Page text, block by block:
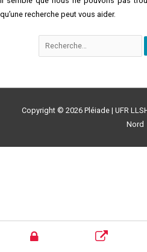
qu’une recherche peut vous aider.
Copyright © 2026 Pléiade| UFR
Nord